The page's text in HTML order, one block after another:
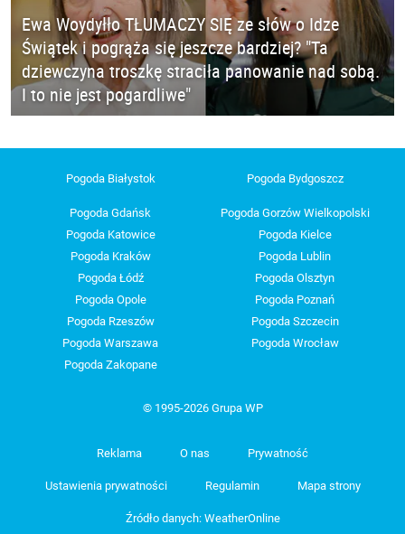
Ewa Woydyłło TŁUMACZY SIĘ ze słów o Idze
Świątek i pogrąża się jeszcze bardziej? "Ta
dziewczyna troszkę straciła panowanie nad sobą.
I to nie jest pogardliwe"
Pogoda Białystok Pogoda Bydgoszcz
Pogoda Gdańsk
Pogoda Gorzów Wielkopolski
Pogoda Katowice
Pogoda Kielce
Pogoda Kraków
Pogoda Lublin
Pogoda Łódź
Pogoda Olsztyn
Pogoda Opole
Pogoda Poznań
Pogoda Rzeszów
Pogoda Szczecin
Pogoda Warszawa
Pogoda Wrocław
Pogoda Zakopane
© 1995-2026 Grupa WP
Reklama O nas Prywatność
Ustawienia prywatności Regulamin Mapa strony
Źródło danych: WeatherOnline